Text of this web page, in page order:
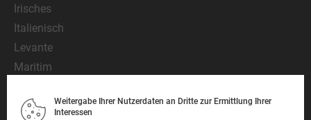
Irisches
Italienisch
Levante
Maritim
MexikanischWeitergabe Ihrer Nutzerdaten an Dritte zur Ermittlung Ihrer
Interessen